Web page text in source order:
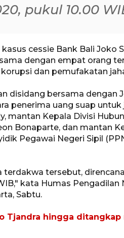
pukul 10.00
cessie Bank Bali Joko
dengan empat orang
dan pemufakatan
disidang bersama dengan
penerima uang suap untuk
mantan Kepala Divisi
Bonaparte, dan mantan
Pegawai Negeri Sipil
tersebut,
kata Humas Pengadilan
Sabtu.
Tjandra hingga